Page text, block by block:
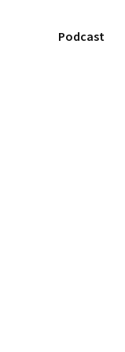
Podcast